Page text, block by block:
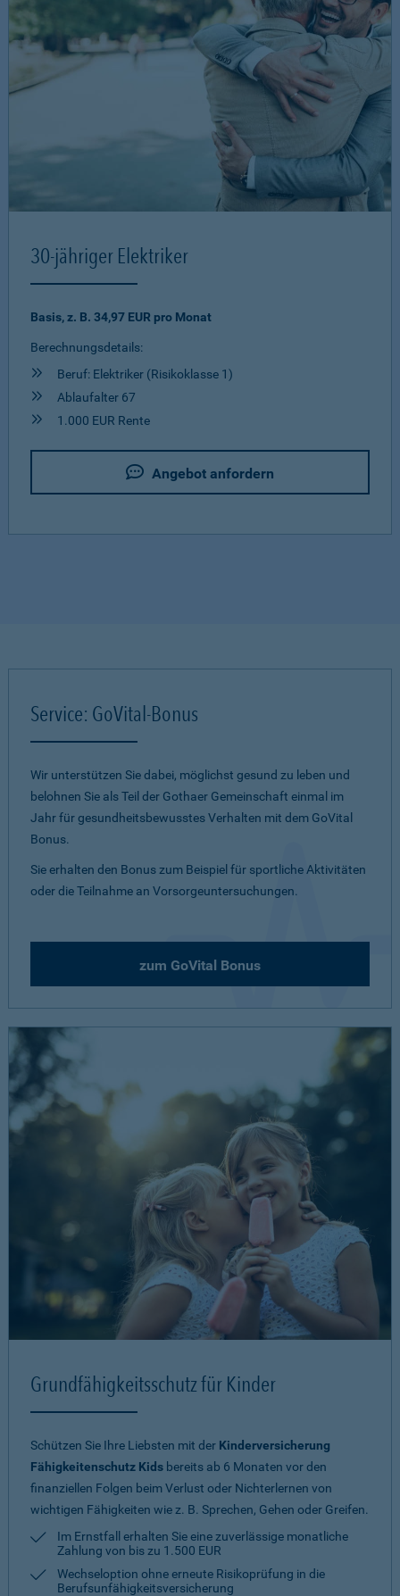
30-jähriger Elektriker
Basis, z. B. 34,97 EUR pro Monat
Berechnungsdetails:
Beruf: Elektriker (Risikoklasse 1)
Ablaufalter 67
1.000 EUR Rente
Angebot anfordern
Service: GoVital-Bonus
Wir unterstützen Sie dabei, möglichst gesund zu leben und
belohnen Sie als Teil der Gothaer Gemeinschaft einmal im
Jahr für gesundheitsbewusstes Verhalten mit dem GoVital
Bonus.
Sie erhalten den Bonus zum Beispiel für sportliche Aktivitäten
oder die Teilnahme an Vorsorgeuntersuchungen.
zum GoVital Bonus
Grundfähigkeitsschutz für Kinder
Schützen Sie Ihre Liebsten mit der Kinderversicherung
Fähigkeitenschutz Kids bereits ab 6 Monaten vor den
finanziellen Folgen beim Verlust oder Nichterlernen von
wichtigen Fähigkeiten wie z. B. Sprechen, Gehen oder Greifen.
Im Ernstfall erhalten Sie eine zuverlässige monatliche
Zahlung von bis zu 1.500 EUR
Wechseloption ohne erneute Risiko­prüfung in die
Berufsunfähigkeitsversicherung